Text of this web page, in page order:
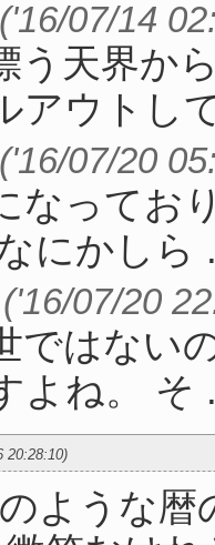
('16/07/14
う天界か
アウトし
('16/07/20
なって
にかしら
('16/07/20
ではない
よね。 そ
20:28:10)
ような